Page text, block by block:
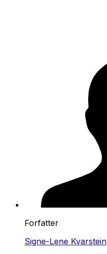
Forfatter
Signe-Lene Kvarstein